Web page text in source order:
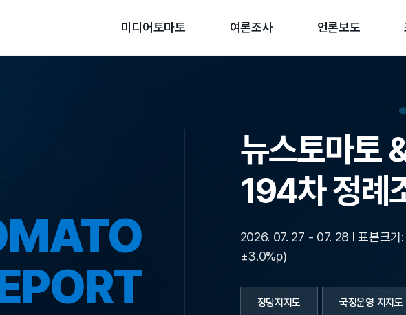
미디어토마토 여론조사 언론보도
뉴스토마토
194차 정례
2026. 07. 27 - 07. 28 I 표본크
±3.0%p)
정당지지도 국정운영 지지도